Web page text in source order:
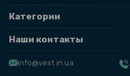
Чехол с защитным стеклом
143
Категории
Наши контакты
info@vest.in.ua